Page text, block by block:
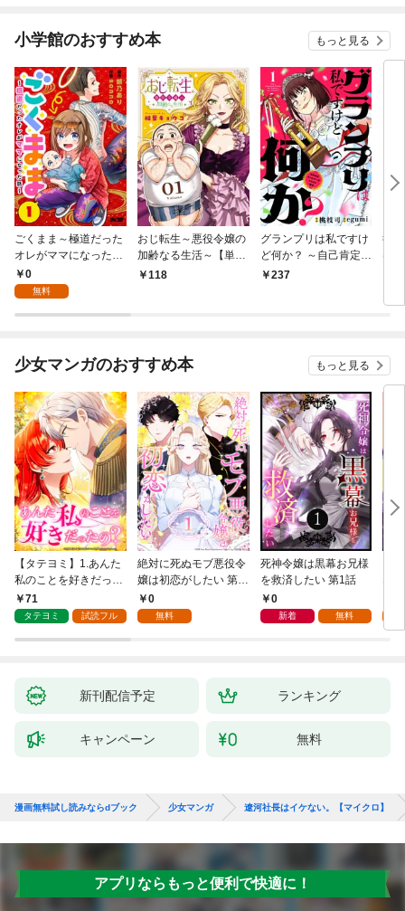
小学館のおすすめ本 もっと見る
ごくまま～極道だった
オレがママになった話
～【単話】（１）
0
無料
おじ転生～悪役令嬢の
加齢なる生活～【単
話】（１）
118
グランプリは私ですけ
ど何か？ ～自己肯定モ
ンスターのミスコン無
237
後
は
少女マンガのおすすめ本 もっと見る
【タテヨミ】1.あんた
私のことを好きだった
の？
71
タテヨミ 試読フル
絶対に死ぬモブ悪役令
嬢は初恋がしたい 第1
話0
無料
死神令嬢は黒幕お兄様
を救済したい 第1話
0
新着 無料
な
新刊配信予定 ランキング
キャンペーン 無料
漫画無料試し読みならdブック 少女マンガ 遼河社長はイケない。【マイクロ】
アプリならもっと便利で快適に！